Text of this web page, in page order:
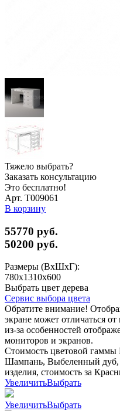
Тяжело выбрать?
Заказать консультацию
Это бесплатно!
Арт. Т009061
В корзину
55770 руб.
50200 руб.
Размеры (ВхШхГ):
780х1310х600
Выбрать цвет дерева
Сервис выбора цвета
Обратите внимание!
экране может отличаться
из-за особенностей
мониторов и экранов.
Стоимость цветовой гаммы
Шампань, Выбеленный дуб,
изделия, стоимость за
УвеличитьВыбрать
УвеличитьВыбрать